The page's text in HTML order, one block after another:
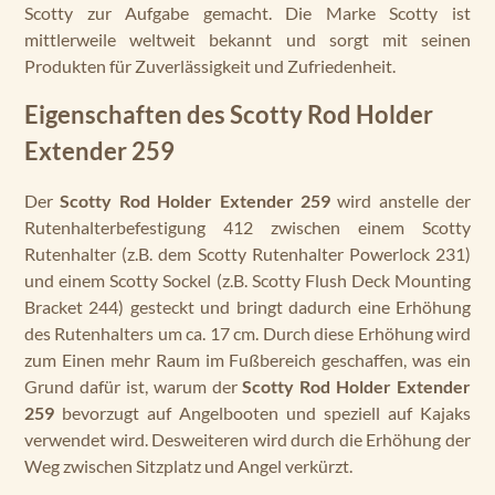
Scotty zur Aufgabe gemacht. Die Marke Scotty ist
mittlerweile weltweit bekannt und sorgt mit seinen
Produkten für Zuverlässigkeit und Zufriedenheit.
Eigenschaften des Scotty Rod Holder
Extender 259
DerScotty Rod Holder Extender 259wird anstelle der
Rutenhalterbefestigung 412 zwischen einem Scotty
Rutenhalter (z.B. dem Scotty Rutenhalter Powerlock 231)
und einem Scotty Sockel (z.B. Scotty Flush Deck Mounting
Bracket 244) gesteckt und bringt dadurch eine Erhöhung
des Rutenhalters um ca. 17 cm. Durch diese Erhöhung wird
zum Einen mehr Raum im Fußbereich geschaffen, was ein
Grund dafür ist, warum derScotty Rod Holder Extender
259 bevorzugt auf Angelbooten und speziell auf Kajaks
verwendet wird. Desweiteren wird durch die Erhöhung der
Weg zwischen Sitzplatz und Angel verkürzt.